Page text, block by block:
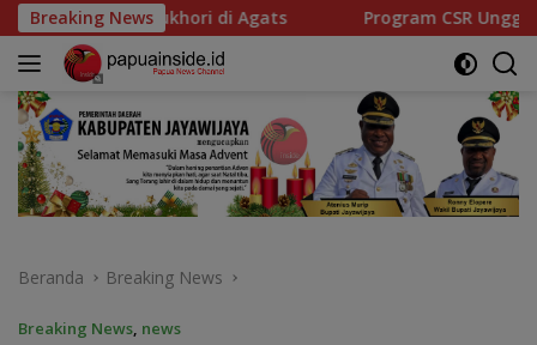
Langsung
ke
konten
Breaking News
di Agats Program CSR Unggulan Pertamina Patra
Beranda Breaking News
Breaking News news